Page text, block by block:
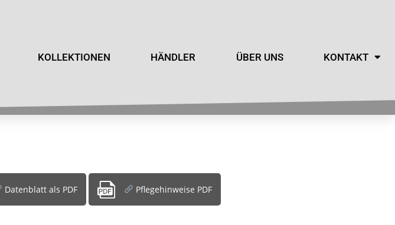
KOLLEKTIONEN HÄNDLER ÜBER UNS KONTAKT
Datenblatt als PDF Pflegehinweise PDF